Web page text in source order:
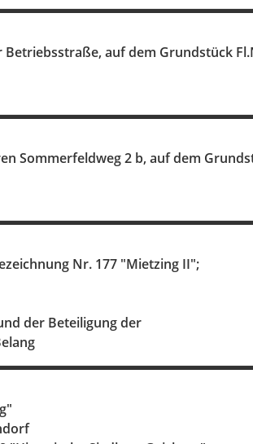
auf dem Grundstück
Sommerfeldweg 2 b, auf dem
Nr. 177 "Mietzing II";
der Beteiligung der